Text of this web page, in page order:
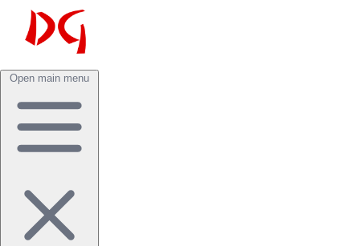
Open main menu